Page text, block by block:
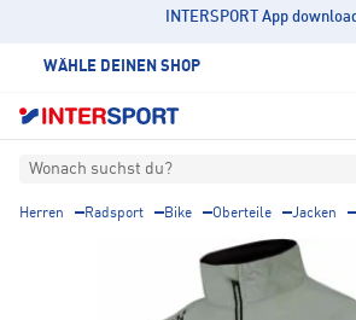
INTERSPORT App
WÄHLE DEINEN SHOP
Wonach suchst du?
Herren Radsport Bike Oberteile Jacken